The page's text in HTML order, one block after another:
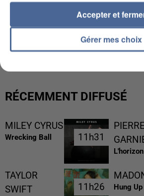
LES DONNÉES DE 300 000
INTERMARCHÉ APRÈS UNE...
RÉCEMMENT DIFFUSÉ
MILEY CYRUS
Wrecking Ball 11h31
11h31
PIERRE
L'horizon
TAYLOR
SWIFT
11h26
11h26 Hung Up
Gérer mes choix
Accepter et